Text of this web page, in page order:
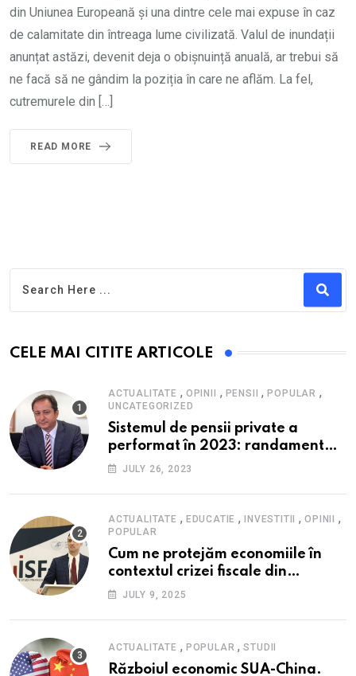
din Uniunea Europeană și una dintre cele mai expuse în caz
de calamitate din întreaga lume civilizată. Valul de inundații
anunțat astăzi, devenit deja o obișnuință anuală, ar trebui să
ne facă să ne gândim la poziția în care ne aflăm. La fel,
cutremurele din […]
READ MORE
CELE MAI CITITE ARTICOLE
ACTUALITATE , OPINII , PENSII ,POPULAR ,
UNCATEGORIZED
Sistemul de pensii private a
performat în 2023: randament
peste inflație, active și plăți la
cadrul ofertei Hidroelectrica,
reziliența la crize
JULY 26, 2023
ACTUALITATE , EDUCATIE , INVESTITII ,OPINII ,
POPULAR
Cum ne protejăm economiile în
contextul crizei fiscale din
România- Valentin Ionescu,
Financiare (ISF)
JULY 9, 2025
ACTUALITATE , POPULAR ,STUDII
Războiul economic SUA-China.